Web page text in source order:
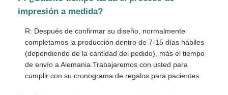
impresión a medida?
R: Después de confirmar su diseño, normalmente
completamos la producción dentro de 7-15 días hábiles
(dependiendo de la cantidad del pedido), más el tiempo
de envío a Alemania.Trabajaremos con usted para
cumplir con su cronograma de regalos para pacientes.